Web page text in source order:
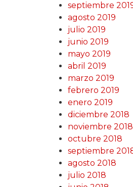
septiembre
agosto 2019
julio 2019
junio 2019
mayo 2019
abril 2019
marzo 2019
febrero 2019
enero 2019
diciembre 2018
noviembre 2018
octubre 2018
septiembre
agosto 2018
julio 2018